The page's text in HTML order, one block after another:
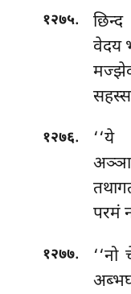
१२७५. छिन्द
वेदय
१२७६.
परमं
१२७७. ‘‘नो